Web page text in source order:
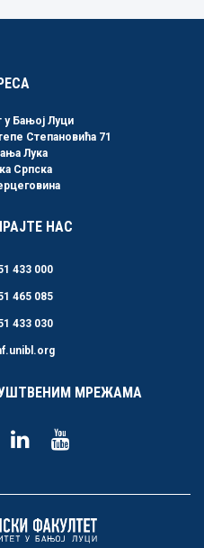
у Бањој Луци
Степановића 71
Лука
Српска
НАС
433 000
465 085
433 030
МРЕЖАМА